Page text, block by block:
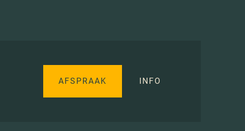
AFSPRAAK INFO